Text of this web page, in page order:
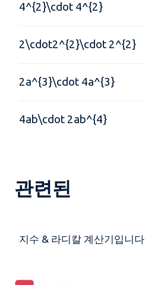
4^{2}\cdot 4^{2}
2\cdot2^{2}\cdot 2^{2}
2a^{3}\cdot 4a^{3}
4ab\cdot 2ab^{4}
관련된
지수 & 라디칼 계산기입니다